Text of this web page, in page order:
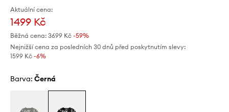
Aktuální cena:
1499 Kč
Běžná cena: 3699 Kč -59%
Nejnižší cena za posledních 30 dnů před poskytnutím slevy:
1599 Kč -6%
Barva: černá